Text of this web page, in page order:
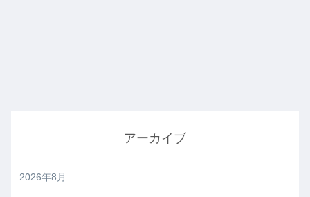
アーカイブ
2026年8月